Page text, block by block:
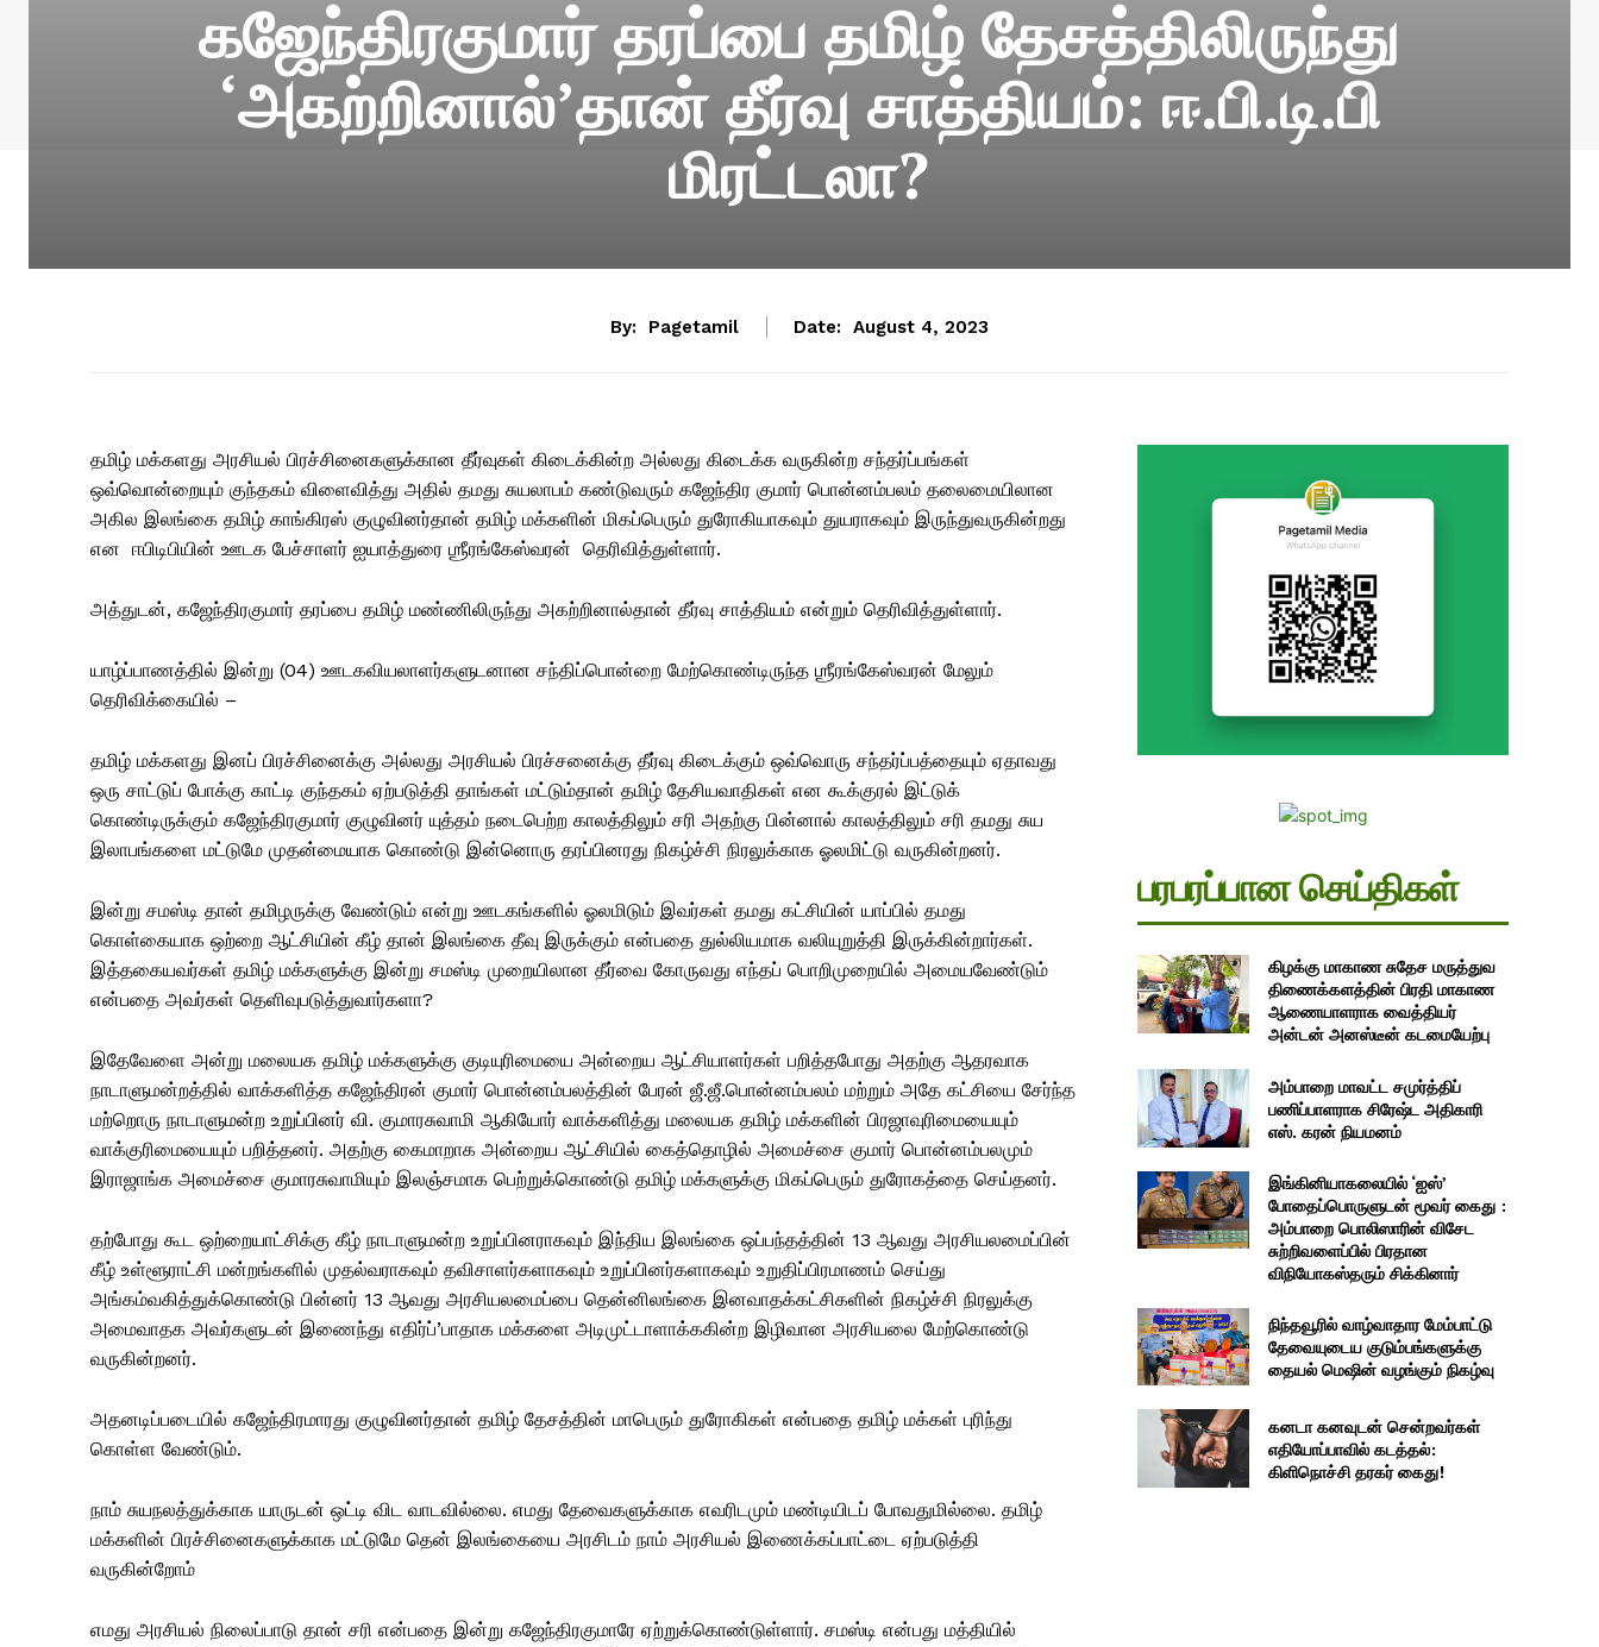
கஜேந்திரகுமார் தரப்பை தமிழ் தேசத்திலிருந்து
‘அகற்றினால்’தான் தீர்வு சாத்தியம்: ஈ.பி.டி.பி
மிரட்டலா?
By: Pagetamil Date: August 4, 2023
தமிழ் மக்களது அரசியல் பிரச்சினைகளுக்கான தீர்வுகள் கிடைக்கின்ற அல்லது கிடைக்க வருகின்ற சந்தர்ப்பங்கள்
ஒவ்வொன்றையும் குந்தகம் விளைவித்து அதில் தமது சுயலாபம் கண்டுவரும் கஜேந்திர குமார் பொன்னம்பலம் தலைமையிலான
அகில இலங்கை தமிழ் காங்கிரஸ் குழுவினர்தான் தமிழ் மக்களின் மிகப்பெரும் துரோகியாகவும் துயராகவும் இருந்துவருகின்றது
என ஈபிடிபியின் ஊடக பேச்சாளர் ஐயாத்துரை ஶ்ரீரங்கேஸ்வரன் தெரிவித்துள்ளார்.
அத்துடன், கஜேந்திரகுமார் தரப்பை தமிழ் மண்ணிலிருந்து அகற்றினால்தான் தீர்வு சாத்தியம் என்றும் தெரிவித்துள்ளார்.
யாழ்ப்பாணத்தில் இன்று (04) ஊடகவியலாளர்களுடனான சந்திப்பொன்றை மேற்கொண்டிருந்த ஶ்ரீரங்கேஸ்வரன் மேலும்
தெரிவிக்கையில் –
தமிழ் மக்களது இனப் பிரச்சினைக்கு அல்லது அரசியல் பிரச்சனைக்கு தீர்வு கிடைக்கும் ஒவ்வொரு சந்தர்ப்பத்தையும் ஏதாவது
ஒரு சாட்டுப் போக்கு காட்டி குந்தகம் ஏற்படுத்தி தாங்கள் மட்டும்தான் தமிழ் தேசியவாதிகள் என கூக்குரல் இட்டுக்
கொண்டிருக்கும் கஜேந்திரகுமார் குழுவினர் யுத்தம் நடைபெற்ற காலத்திலும் சரி அதற்கு பின்னால் காலத்திலும் சரி தமது சுய
இலாபங்களை மட்டுமே முதன்மையாக கொண்டு இன்னொரு தரப்பினரது நிகழ்ச்சி நிரலுக்காக ஓலமிட்டு வருகின்றனர்.
இன்று சமஸ்டி தான் தமிழருக்கு வேண்டும் என்று ஊடகங்களில் ஓலமிடும் இவர்கள் தமது கட்சியின் யாப்பில் தமது
கொள்கையாக ஒற்றை ஆட்சியின் கீழ் தான் இலங்கை தீவு இருக்கும் என்பதை துல்லியமாக வலியுறுத்தி இருக்கின்றார்கள்.
இத்தகையவர்கள் தமிழ் மக்களுக்கு இன்று சமஸ்டி முறையிலான தீர்வை கோருவது எந்தப் பொறிமுறையில் அமையவேண்டும்
என்பதை அவர்கள் தெளிவுபடுத்துவார்களா?
இதேவேளை அன்று மலையக தமிழ் மக்களுக்கு குடியுரிமையை அன்றைய ஆட்சியாளர்கள் பறித்தபோது அதற்கு ஆதரவாக
நாடாளுமன்றத்தில் வாக்களித்த கஜேந்திரன் குமார் பொன்னம்பலத்தின் பேரன் ஜீ.ஜீ.பொன்னம்பலம் மற்றும் அதே கட்சியை சேர்ந்த
மற்றொரு நாடாளுமன்ற உறுப்பினர் வி. குமாரசுவாமி ஆகியோர் வாக்களித்து மலையக தமிழ் மக்களின் பிரஜாவுரிமையையும்
வாக்குரிமையையும் பறித்தனர். அதற்கு கைமாறாக அன்றைய ஆட்சியில் கைத்தொழில் அமைச்சை குமார் பொன்னம்பலமும்
இராஜாங்க அமைச்சை குமாரசுவாமியும் இலஞ்சமாக பெற்றுக்கொண்டு தமிழ் மக்களுக்கு மிகப்பெரும் துரோகத்தை செய்தனர்.
தற்போது கூட ஒற்றையாட்சிக்கு கீழ் நாடாளுமன்ற உறுப்பினராகவும் இந்திய இலங்கை ஒப்பந்தத்தின் 13 ஆவது அரசியலமைப்பின்
கீழ் உள்ளூராட்சி மன்றங்களில் முதல்வராகவும் தவிசாளர்களாகவும் உறுப்பினர்களாகவும் உறுதிப்பிரமாணம் செய்து
அங்கம்வகித்துக்கொண்டு பின்னர் 13 ஆவது அரசியலமைப்பை தென்னிலங்கை இனவாதக்கட்சிகளின் நிகழ்ச்சி நிரலுக்கு
அமைவாதக அவர்களுடன் இணைந்து எதிர்ப்’பாதாக மக்களை அடிமுட்டாளாக்ககின்ற இழிவான அரசியலை மேற்கொண்டு
வருகின்றனர்.
அதனடிப்படையில் கஜேந்திரமாரது குழுவினர்தான் தமிழ் தேசத்தின் மாபெரும் துரோகிகள் என்பதை தமிழ் மக்கள் புரிந்து
கொள்ள வேண்டும்.
நாம் சுயநலத்துக்காக யாருடன் ஒட்டி விட வாடவில்லை. எமது தேவைகளுக்காக எவரிடமும் மண்டியிடப் போவதுமில்லை. தமிழ்
மக்களின் பிரச்சினைகளுக்காக மட்டுமே தென் இலங்கையை அரசிடம் நாம் அரசியல் இணைக்கப்பாட்டை ஏற்படுத்தி
வருகின்றோம்
எமது அரசியல் நிலைப்பாடு தான் சரி என்பதை இன்று கஜேந்திரகுமாரே ஏற்றுக்கொண்டுள்ளார். சமஸ்டி என்பது மத்தியில்
பரபரப்பான செய்திகள்
கிழக்கு மாகாண சுதேச மருத்துவ
திணைக்களத்தின் பிரதி மாகாண
ஆணையாளராக வைத்தியர்
அன்டன் அனஸ்டீன் கடமையேற்பு
அம்பாறை மாவட்ட சமுர்த்திப்
பணிப்பாளராக சிரேஷ்ட அதிகாரி
எஸ். கரன் நியமனம்
இங்கினியாகலையில் ‘ஐஸ்’
போதைப்பொருளுடன் மூவர் கைது :
அம்பாறை பொலிஸாரின் விசேட
சுற்றிவளைப்பில் பிரதான
விநியோகஸ்தரும் சிக்கினார்
நிந்தவூரில் வாழ்வாதார மேம்பாட்டு
தேவையுடைய குடும்பங்களுக்கு
தையல் மெஷின் வழங்கும் நிகழ்வு
கனடா கனவுடன் சென்றவர்கள்
எதியோப்பாவில் கடத்தல்:
கிளிநொச்சி தரகர் கைது!